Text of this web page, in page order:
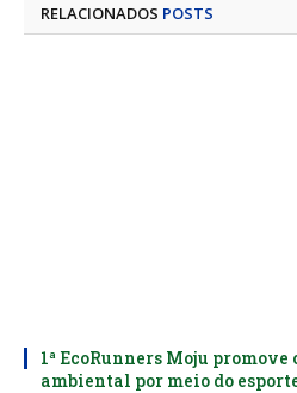
RELACIONADOS POSTS
1ª EcoRunners Moju
ambiental por meio do